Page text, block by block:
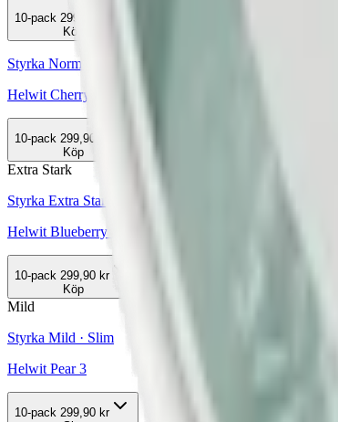
10-pack 299,90 kr
Köp
Styrka Normal · Slim
Helwit Cherry 3
10-pack 299,90 kr
Köp
Extra Stark
Styrka Extra Stark · Slim
Helwit Blueberry Extra Strong
10-pack 299,90 kr
Köp
Mild
Styrka Mild · Slim
Helwit Pear 3
10-pack 299,90 kr